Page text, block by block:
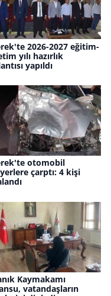
2026-2027 eğitim-
yılı hazırlık
yapıldı
otomobil
çarptı: 4 kişi
Kaymakamı
vatandaşların